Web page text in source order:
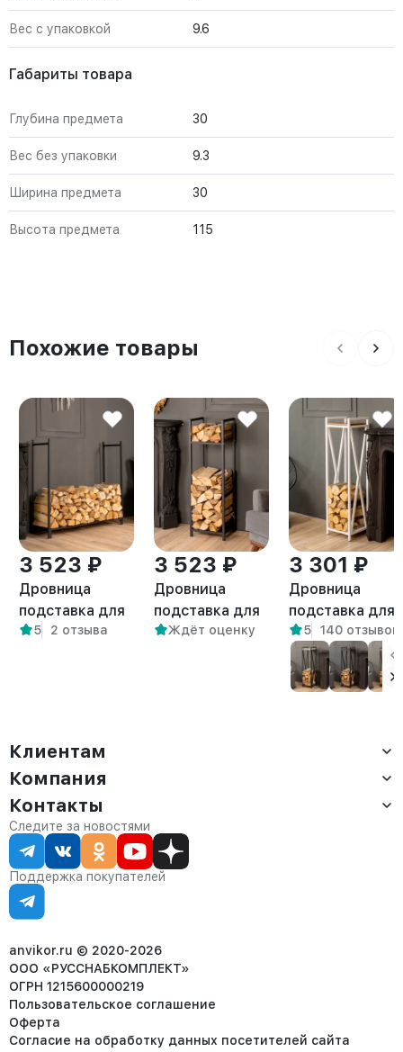
Вес с упаковкой 9.6
Габариты товара
Глубина предмета 30
Вес без упаковки 9.3
Ширина предмета 30
Высота предмета 115
Похожие товары
3 523 ₽
Дровница
подставка для
дров лофт
5 2 отзыва
3 523 ₽
Дровница
подставка для
дров лофт
Ждёт оценку
3 301 ₽
Дровница
подставка для
дров с полкой
лофт Тонто
белый/
амаретто
5 140 отзывов
Клиентам
Доставка
Оплата
Сервис
Статус заказа
Статьи
Компания
О компании
Контакты
Партнёрам
Контакты
Отдел продаж:
8 (800) 234-22-62
corp@anvikor.ru
Ежедневно, с 7:00-19:00 (МСК)
Отдел рекламации:
8 (953) 455-25-61
Следите за новостями
Поддержка покупателей
anvikor.ru © 2020-2026
ООО «РУССНАБКОМПЛЕКТ»
ОГРН 1215600000219
Пользовательское соглашение
Оферта
Согласие на обработку данных посетителей сайта